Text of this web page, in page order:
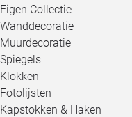
Eigen Collectie
Wanddecoratie
Muurdecoratie
Spiegels
Klokken
Fotolijsten
Kapstokken & Haken